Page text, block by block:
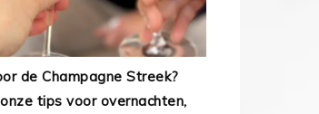
de Champagne Streek?
tips voor overnachten,